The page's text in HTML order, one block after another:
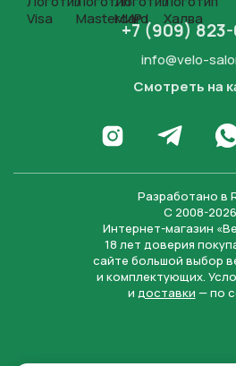
+7 (909)
info@velo-
Смотреть на
Перейти вНаписать в
Разработано в
С 2008-2026
Интернет-магазин
18 лет доверия
сайте большой выбор
и комплектующих.
и доставки — по